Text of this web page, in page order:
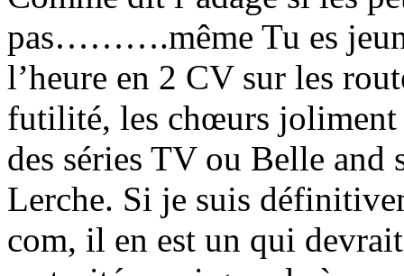
pas……….même Tu es
l’heure en 2 CV sur les
futilité, les chœurs joliment
des séries TV ou Belle and
Lerche. Si je suis
com, il en est un qui